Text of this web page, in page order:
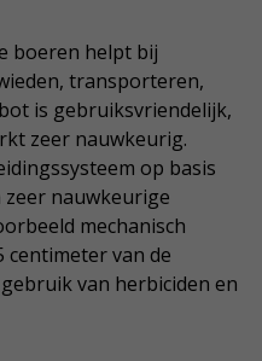
boeren helpt bij
transporteren,
is gebruiksvriendelijk,
zeer nauwkeurig.
op basis
nauwkeurige
mechanisch
centimeter van de
van herbiciden en